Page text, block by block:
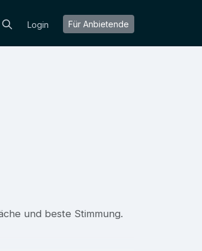
Login Für Anbietende
und beste Stimmung.